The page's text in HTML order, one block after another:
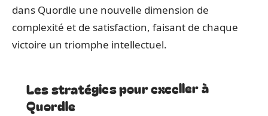
dans Quordle une nouvelle dimension de
complexité et de satisfaction, faisant de chaque
victoire un triomphe intellectuel.
Les stratégies pour exceller à
Quordle